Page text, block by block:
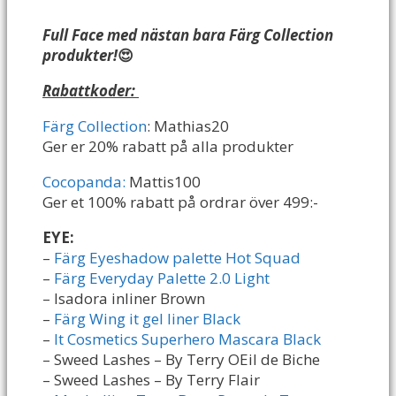
Full Face med nästan bara Färg Collection
produkter!😍
Rabattkoder:
Färg Collection: Mathias20
Ger er 20% rabatt på alla produkter
Cocopanda: Mattis100
Ger et 100% rabatt på ordrar över 499:-
EYE:
– Färg Eyeshadow palette Hot Squad
– Färg Everyday Palette 2.0 Light
– Isadora inliner Brown
– Färg Wing it gel liner Black
– It Cosmetics Superhero Mascara Black
– Sweed Lashes – By Terry OEil de Biche
– Sweed Lashes – By Terry Flair